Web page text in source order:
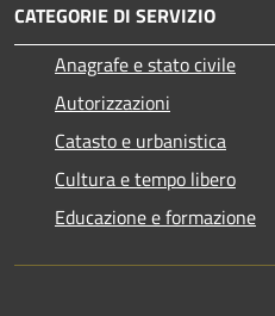
CATEGORIE DI SERVIZIO
Anagrafe e stato civile
Autorizzazioni
Catasto e urbanistica
Cultura e tempo libero
Educazione e formazione